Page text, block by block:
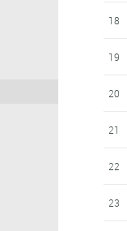
18
19
20
21
22
23